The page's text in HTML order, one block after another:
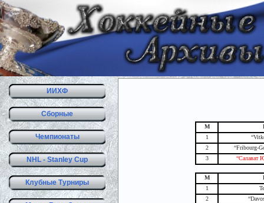
ИИХФ
Сборные
Чемпионаты
NHL - Stanley Cup
Клубные Турниры
М
1
2
“Fribourg-
3
“Салават
М
1
2